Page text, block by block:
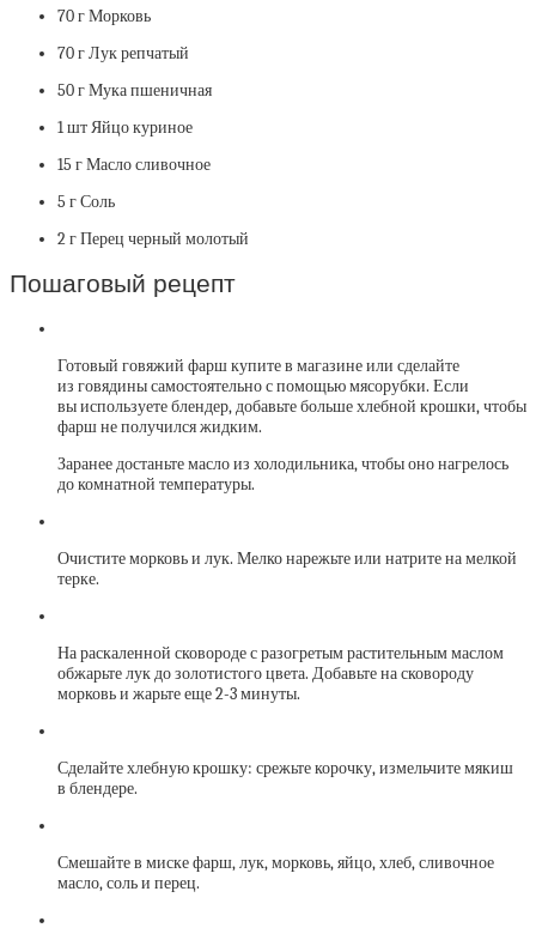
70 г Морковь
70 г Лук репчатый
50 г Мука пшеничная
1 шт Яйцо куриное
15 г Масло сливочное
5 г Соль
2 г Перец черный молотый
Пошаговый рецепт
Готовый говяжий фарш купите в магазине или сделайте
из говядины самостоятельно с помощью мясорубки. Если
вы используете блендер, добавьте больше хлебной крошки, чтобы
фарш не получился жидким.
Заранее достаньте масло из холодильника, чтобы оно нагрелось
до комнатной температуры.
Очистите морковь и лук. Мелко нарежьте или натрите на мелкой
терке.
На раскаленной сковороде с разогретым растительным маслом
обжарьте лук до золотистого цвета. Добавьте на сковороду
морковь и жарьте еще 2-3 минуты.
Сделайте хлебную крошку: срежьте корочку, измельчите мякиш
в блендере.
Смешайте в миске фарш, лук, морковь, яйцо, хлеб, сливочное
масло, соль и перец.